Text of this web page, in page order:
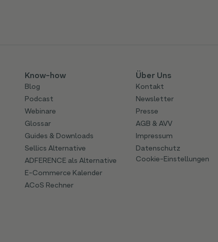
Know-how
Blog
Podcast
Webinare
Glossar
Guides & Downloads
Sellics Alternative
ADFERENCE als Alternative
E-Commerce Kalender
ACoS Rechner
Über Uns
Kontakt
Newsletter
Presse
AGB & AVV
Impressum
Datenschutz
Cookie-Einstellungen